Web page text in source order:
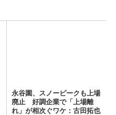
永谷園、スノーピークも上場
廃止 好調企業で「上場離
れ」が相次ぐワケ：古田拓也